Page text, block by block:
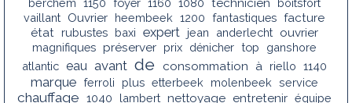
technicien
vaillant Ouvrier heembeek 1200 fantastiques facture
état
rubustes baxi expert jean anderlecht ouvrier
magnifiques préserver prix dénicher top
ganshore
atlantic eau avant de consommation à riello 1140
marque ferroli plus etterbeek molenbeek service
chauffage 1040 lambert nettoyage entretenir équipe